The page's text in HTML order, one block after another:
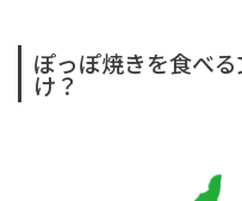
ぽっぽ焼きを食べ
け？